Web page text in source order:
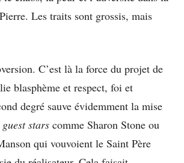
Les traits sont grossis, mais
C’est là la force du projet de
blasphème et respect, foi et
degré sauve évidemment la mise
guest stars comme Sharon Stone ou
qui vouvoient le Saint Père